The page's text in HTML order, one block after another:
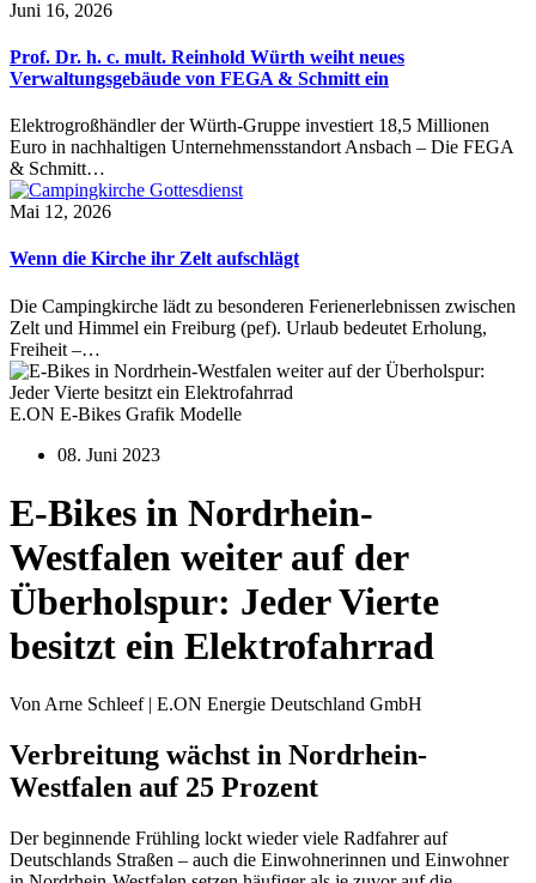
Juni 16, 2026
Prof. Dr. h. c. mult. Reinhold Würth weiht neues
Verwaltungsgebäude von FEGA & Schmitt ein
Elektrogroßhändler der Würth-Gruppe investiert 18,5 Millionen
Euro in nachhaltigen Unternehmensstandort Ansbach – Die FEGA
& Schmitt…
Mai 12, 2026
Wenn die Kirche ihr Zelt aufschlägt
Die Campingkirche lädt zu besonderen Ferienerlebnissen zwischen
Zelt und Himmel ein Freiburg (pef). Urlaub bedeutet Erholung,
Freiheit –…
E.ON E-Bikes Grafik Modelle
08. Juni 2023
E-Bikes in Nordrhein-
Westfalen weiter auf der
Überholspur: Jeder Vierte
besitzt ein Elektrofahrrad
Von Arne Schleef | E.ON Energie Deutschland GmbH
Verbreitung wächst in Nordrhein-
Westfalen auf 25 Prozent
Der beginnende Frühling lockt wieder viele Radfahrer auf
Deutschlands Straßen – auch die Einwohnerinnen und Einwohner